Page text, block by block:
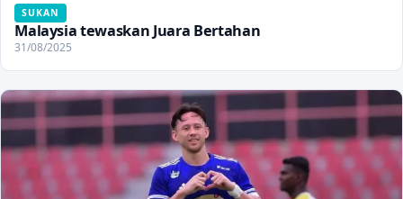
SUKAN
Malaysia tewaskan Juara Bertahan
31/08/2025